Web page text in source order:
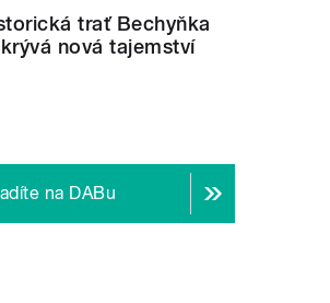
trať Bechyňka
nová tajemství
na DABu